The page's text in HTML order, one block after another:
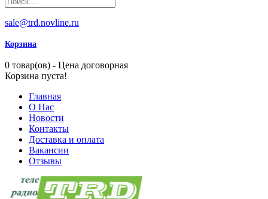
sale@trd.novline.ru
Корзина
0 товар(ов) - Цена договорная
Корзина пуста!
Главная
О Нас
Новости
Контакты
Доставка и оплата
Вакансии
Отзывы